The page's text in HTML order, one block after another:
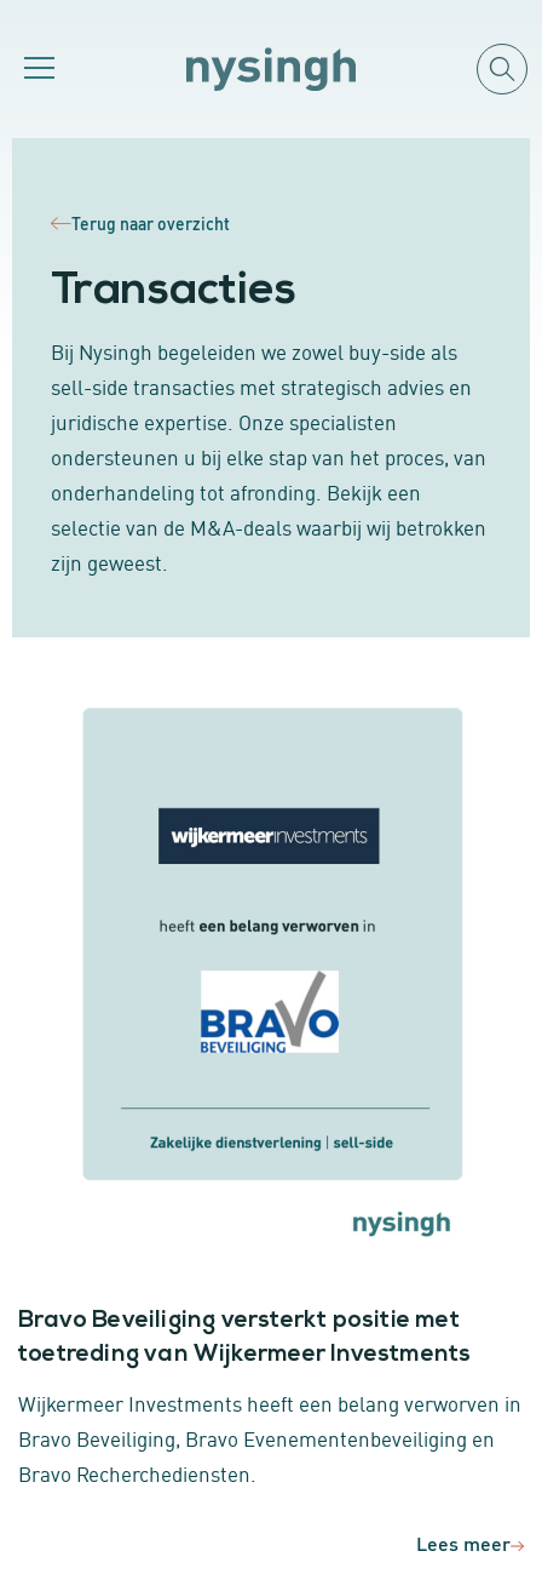
Terug naar overzicht
Transacties
Bij Nysingh begeleiden we zowel buy-side als
sell-side transacties met strategisch advies en
juridische expertise. Onze specialisten
ondersteunen u bij elke stap van het proces, van
onderhandeling tot afronding. Bekijk een
selectie van de M&A-deals waarbij wij betrokken
zijn geweest.
Bravo Beveiliging versterkt positie met
toetreding van Wijkermeer Investments
Wijkermeer Investments heeft een belang verworven in
Bravo Beveiliging, Bravo Evenementenbeveiliging en
Bravo Recherchediensten.
Lees meer